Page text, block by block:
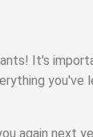
It's
you've
again next